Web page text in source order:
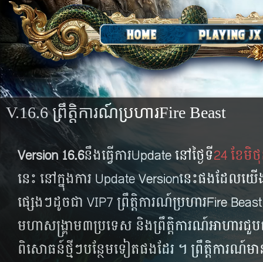
V.16.6 ព្រឹត្តិការណ៍ប្រហារFire Beast
Version 16.6នឹងធ្វើការUpdate នៅថ្ងៃទី24 ខែមិថុ
នេះ នៅក្នុងការ Update​ Versionនេះផងដែលយ
ផ្សេងៗដូចជា VIP7 ព្រឹត្តិការណ៍ប្រហារ​Fire
មហាសង្រ្គាម៣ប្រទេស និង​ព្រឹត្តិការណ៍អាហារ
ពិសោធន៍ថ្មីៗ​បន្ថែមទៀតផងដែរ ។​ ​ព្រឹត្តិការណ៍ម